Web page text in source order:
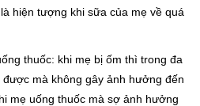
hiện tượng khi sữa của mẹ về quá
thuốc: khi mẹ bị ốm thì trong đa
mà không gây ảnh hưởng đến
mẹ uống thuốc mà sợ ảnh hưởng